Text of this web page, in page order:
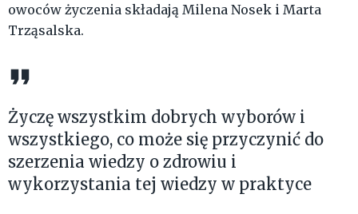
owoców życzenia składają Milena Nosek i Marta
Trząsalska.
Życzę wszystkim dobrych wyborów i
wszystkiego, co może się przyczynić do
szerzenia wiedzy o zdrowiu i
wykorzystania tej wiedzy w praktyce